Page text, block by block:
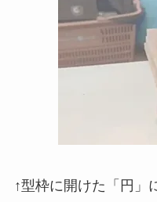
↑型枠に開けた「円」